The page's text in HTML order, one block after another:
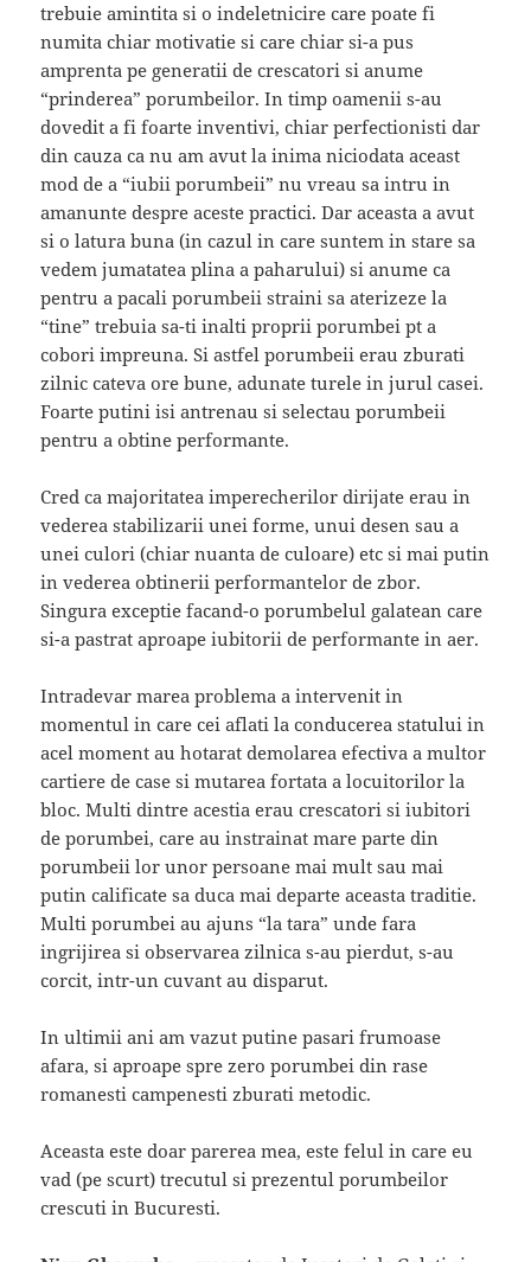
trebuie amintita si o indeletnicire care poate fi
numita chiar motivatie si care chiar si-a pus
amprenta pe generatii de crescatori si anume
“prinderea” porumbeilor. In timp oamenii s-au
dovedit a fi foarte inventivi, chiar perfectionisti dar
din cauza ca nu am avut la inima niciodata aceast
mod de a “iubii porumbeii” nu vreau sa intru in
amanunte despre aceste practici. Dar aceasta a avut
si o latura buna (in cazul in care suntem in stare sa
vedem jumatatea plina a paharului) si anume ca
pentru a pacali porumbeii straini sa aterizeze la
“tine” trebuia sa-ti inalti proprii porumbei pt a
cobori impreuna. Si astfel porumbeii erau zburati
zilnic cateva ore bune, adunate turele in jurul casei.
Foarte putini isi antrenau si selectau porumbeii
pentru a obtine performante.
Cred ca majoritatea imperecherilor dirijate erau in
vederea stabilizarii unei forme, unui desen sau a
unei culori (chiar nuanta de culoare) etc si mai putin
in vederea obtinerii performantelor de zbor.
Singura exceptie facand-o porumbelul galatean care
si-a pastrat aproape iubitorii de performante in aer.
Intradevar marea problema a intervenit in
momentul in care cei aflati la conducerea statului in
acel moment au hotarat demolarea efectiva a multor
cartiere de case si mutarea fortata a locuitorilor la
bloc. Multi dintre acestia erau crescatori si iubitori
de porumbei, care au instrainat mare parte din
porumbeii lor unor persoane mai mult sau mai
putin calificate sa duca mai departe aceasta traditie.
Multi porumbei au ajuns “la tara” unde fara
ingrijirea si observarea zilnica s-au pierdut, s-au
corcit, intr-un cuvant au disparut.
In ultimii ani am vazut putine pasari frumoase
afara, si aproape spre zero porumbei din rase
romanesti campenesti zburati metodic.
Aceasta este doar parerea mea, este felul in care eu
vad (pe scurt) trecutul si prezentul porumbeilor
crescuti in Bucuresti.